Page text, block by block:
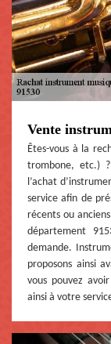
Vente
Êtes-vous à la
trombone, etc.)
l’achat
service afin de
récents ou
département
demande.
proposons ainsi
vous pouvez
ainsi à votre